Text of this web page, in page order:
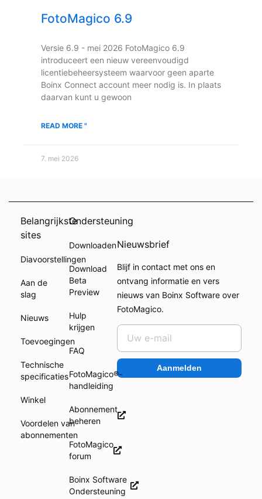
FotoMagico 6.9
Versie 6.9 - mei 2026 FotoMagico 6.9
introduceert een nieuw vereenvoudigd
licentiebeheersysteem waarvoor geen aparte
Boinx Connect account meer nodig is. In plaats
daarvan kunt u gewoon
READ MORE "
7. mei 2026
Belangrijkste
sites
Diavoorstellingen
Aan de
slag
Nieuws
Toevoegingen
Technische
specificaties
Winkel
Voordelen van
abonnementen
Ondersteuning
Downloaden
Download
Beta
Preview
Hulp
krijgen
FAQ
FotoMagico®-
handleiding
Abonnement
beheren
FotoMagico
forum
Boinx Software
Ondersteuning
Nieuwsbrief
Blijf in contact met ons en
ontvang informatie en vers
nieuws van Boinx Software over
FotoMagico.
Aanmelden